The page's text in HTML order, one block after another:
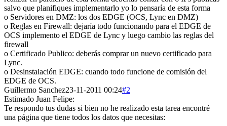
salvo que planifiques implementarlo yo lo pensaría de esta forma
o Servidores en DMZ: los dos EDGE (OCS, Lync en DMZ)
o Reglas en Firewall: dejaría todo funcionando para el EDGE de
OCS implemento el EDGE de Lync y luego cambio las reglas del
firewall
o Certificado Publico: deberás comprar un nuevo certificado para
Lync.
o Desinstalación EDGE: cuando todo funcione de comisión del
EDGE de OCS.
Guillermo Sanchez23-11-2011 00:24#2
Estimado Juan Felipe:
Te respondo tus dudas si bien no he realizado esta tarea encontré
una página que tiene todos los datos que necesitas: